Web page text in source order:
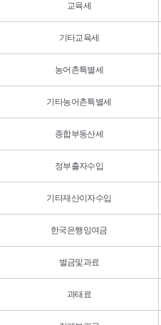
교육세
기타교육세
농어촌특별세
기타농어촌특별세
종합부동산세
정부출자수입
기타재산이자수입
한국은행잉여금
벌금및과료
과태료